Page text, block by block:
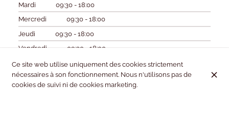
Mardi
09:30 - 18:00
Mercredi
09:30 - 18:00
Jeudi
09:30 - 18:00
Vendredi
09:30 - 18:00
Samedi
10:00 - 16:00
Dimanche
Fermé
AccueilPourquoi voyager avec nousÉquipe
Ce site web utilise uniquement des cookies strictement
nécessaires à son fonctionnement. Nous n'utilisons pas de
cookies de suivi ni de cookies marketing.